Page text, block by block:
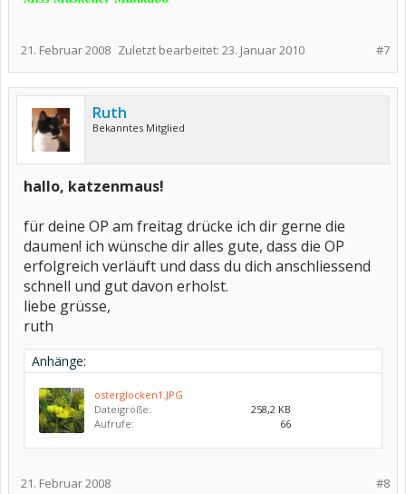
#7
21. Februar 2008 Zuletzt bearbeitet: 23. Januar 2010
Ruth
Bekanntes Mitglied
hallo, katzenmaus!
für deine OP am freitag drücke ich dir gerne die
daumen! ich wünsche dir alles gute, dass die OP
erfolgreich verläuft und dass du dich anschliessend
schnell und gut davon erholst.
liebe grüsse,
ruth
Anhänge:
osterglocken1.JPG
Dateigröße:
258,2 KB
Aufrufe:
66
#8
21. Februar 2008